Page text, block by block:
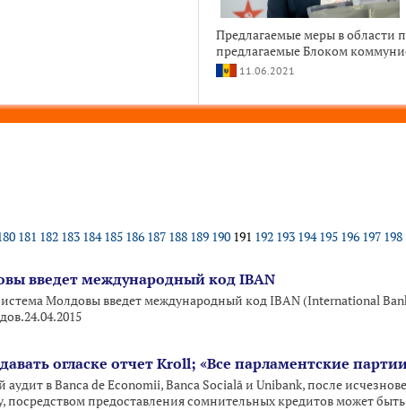
Предлагаемые меры в области
предлагаемые Блоком
11.06.2021
181 182 183 184 185 186 187 188 189 190 191 192 193 194 195 196 197 198
введет международный код IBAN
Молдовы введет международный код IBAN (International
огласке отчет Kroll; «Все парламентские
в Banca de Economii, Banca Socială и Unibank, после
предоставления сомнительных кредитов может